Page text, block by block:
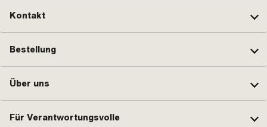
Kontakt
Bestellung
Über uns
Für Verantwortungsvolle